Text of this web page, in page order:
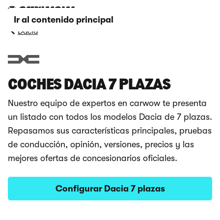
Ir al contenido principal
Dacia
COCHES DACIA 7 PLAZAS
Nuestro equipo de expertos en carwow te presenta
un listado con todos los modelos Dacia de 7 plazas.
Repasamos sus características principales, pruebas
de conducción, opinión, versiones, precios y las
mejores ofertas de concesionarios oficiales.
Configurar Dacia 7 plazas